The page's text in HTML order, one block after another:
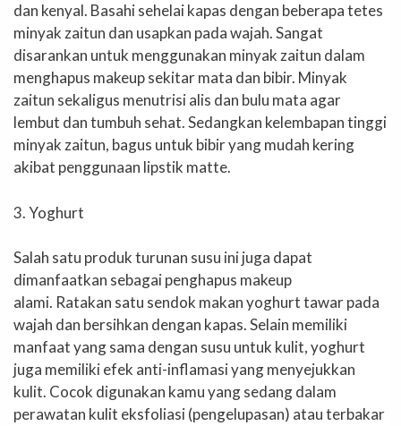
dan kenyal. Basahi sehelai kapas dengan beberapa tetes
minyak zaitun dan usapkan pada wajah. Sangat
disarankan untuk menggunakan minyak zaitun dalam
menghapus makeup sekitar mata dan bibir. Minyak
zaitun sekaligus menutrisi alis dan bulu mata agar
lembut dan tumbuh sehat. Sedangkan kelembapan tinggi
minyak zaitun, bagus untuk bibir yang mudah kering
akibat penggunaan lipstik matte.
3. Yoghurt
Salah satu produk turunan susu ini juga dapat
dimanfaatkan sebagai penghapus makeup
alami. Ratakan satu sendok makan yoghurt tawar pada
wajah dan bersihkan dengan kapas. Selain memiliki
manfaat yang sama dengan susu untuk kulit, yoghurt
juga memiliki efek anti-inflamasi yang menyejukkan
kulit. Cocok digunakan kamu yang sedang dalam
perawatan kulit eksfoliasi (pengelupasan) atau terbakar